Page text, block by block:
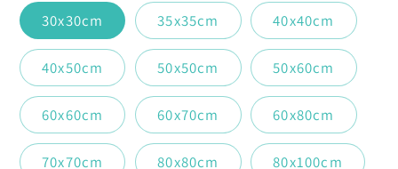
30x30cm 35x35cm 40x40cm
40x50cm 50x50cm 50x60cm
60x60cm 60x70cm 60x80cm
70x70cm 80x80cm 80x100cm